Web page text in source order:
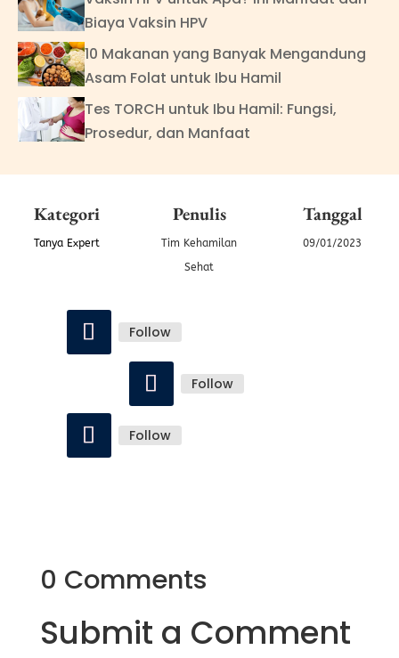
Biaya Vaksin HPV
10 Makanan yang Banyak Mengandung
Asam Folat untuk Ibu Hamil
Tes TORCH untuk Ibu Hamil: Fungsi,
Prosedur, dan Manfaat
Kategori
Tanya Expert
Penulis
Tim Kehamilan
Sehat
Tanggal
09/01/2023
Follow
Follow
Follow
0 Comments
Submit a Comment